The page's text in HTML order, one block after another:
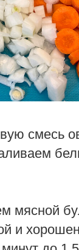
смесь
мясной
и